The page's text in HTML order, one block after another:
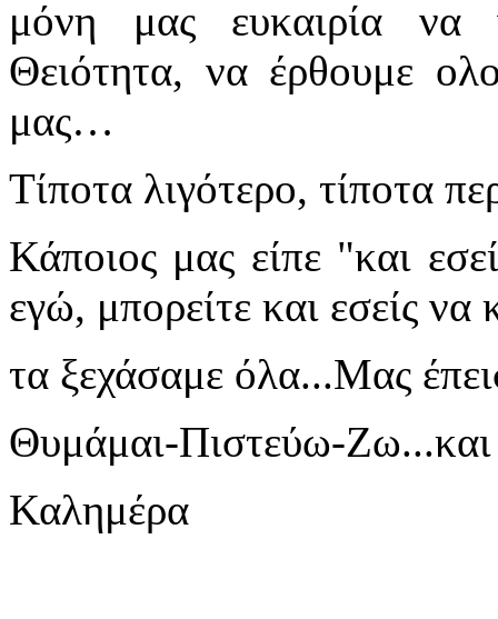
μόνη μας ευκαιρία να
Θειότητα, να έρθουμε
μας…
Τίποτα λιγότερο, τίποτα
Κάποιος μας είπε "και
εγώ, μπορείτε και εσείς να
τα ξεχάσαμε όλα...Μας
Θυμάμαι-Πιστεύω-Ζω...και
Καλημέρα